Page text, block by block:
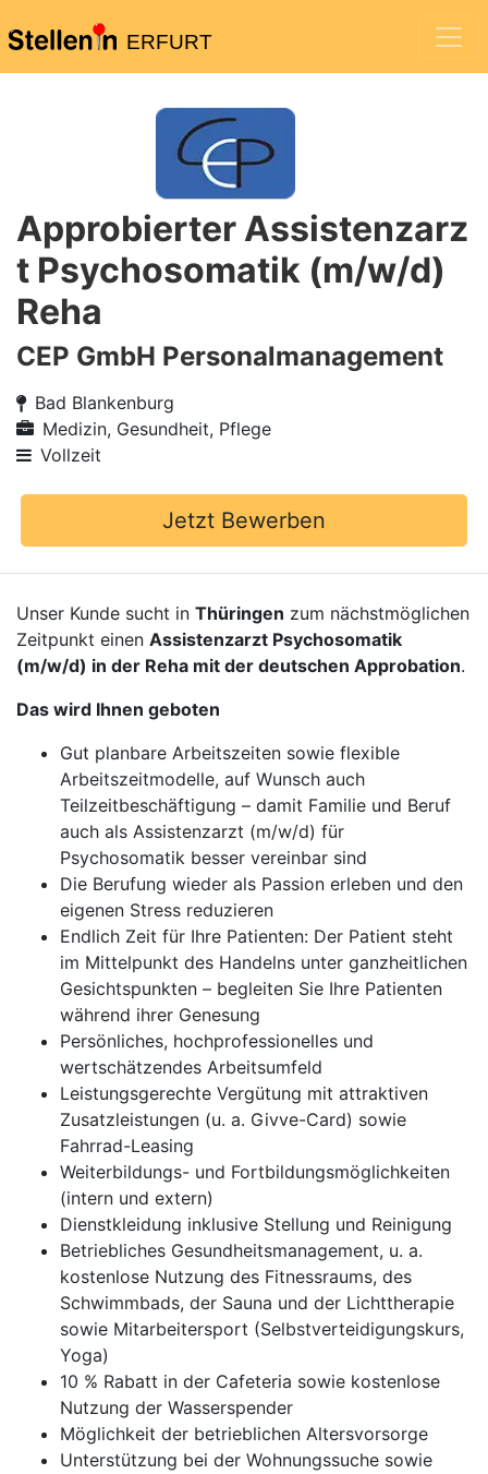
ERFURT
Approbierter Assistenzarz
t Psychosomatik (m/w/d)
Reha
CEP GmbH Personalmanagement
Bad Blankenburg
Medizin, Gesundheit, Pflege
Vollzeit
Jetzt Bewerben
Unser Kunde sucht in Thüringen zum nächstmöglichen
Zeitpunkt einen Assistenzarzt Psychosomatik
(m/w/d) in der Reha mit der deutschen Approbation.
Das wird Ihnen geboten
Gut planbare Arbeitszeiten sowie flexible
Arbeitszeitmodelle, auf Wunsch auch
Teilzeitbeschäftigung – damit Familie und Beruf
auch als Assistenzarzt (m/w/d) für
Psychosomatik besser vereinbar sind
Die Berufung wieder als Passion erleben und den
eigenen Stress reduzieren
Endlich Zeit für Ihre Patienten: Der Patient steht
im Mittelpunkt des Handelns unter ganzheitlichen
Gesichtspunkten – begleiten Sie Ihre Patienten
während ihrer Genesung
Persönliches, hochprofessionelles und
wertschätzendes Arbeitsumfeld
Leistungsgerechte Vergütung mit attraktiven
Zusatzleistungen (u. a. Givve-Card) sowie
Fahrrad-Leasing
Weiterbildungs- und Fortbildungsmöglichkeiten
(intern und extern)
Dienstkleidung inklusive Stellung und Reinigung
Betriebliches Gesundheitsmanagement, u. a.
kostenlose Nutzung des Fitnessraums, des
Schwimmbads, der Sauna und der Lichttherapie
sowie Mitarbeitersport (Selbstverteidigungskurs,
Yoga)
10 % Rabatt in der Cafeteria sowie kostenlose
Nutzung der Wasserspender
Möglichkeit der betrieblichen Altersvorsorge
Unterstützung bei der Wohnungssuche sowie